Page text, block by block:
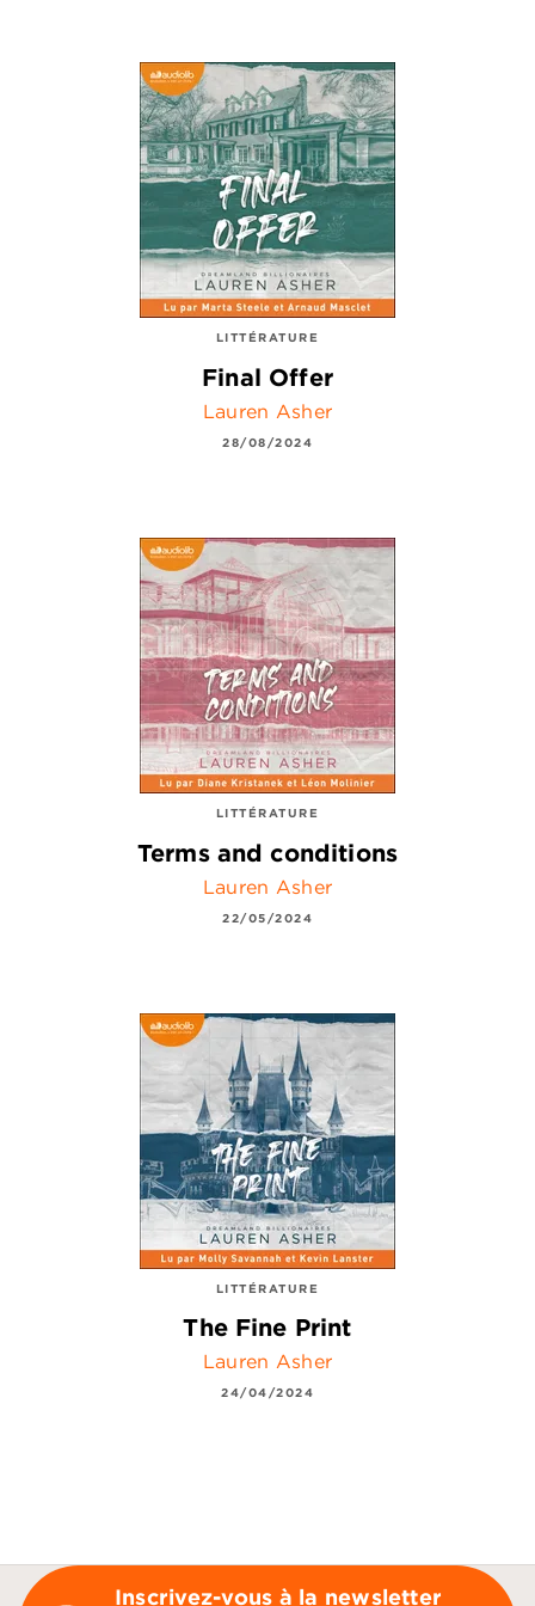
LITTÉRATURE
Final Offer
Lauren Asher
28/08/2024
LITTÉRATURE
Terms and conditions
Lauren Asher
22/05/2024
LITTÉRATURE
The Fine Print
Lauren Asher
24/04/2024
Inscrivez-vous à la newsletter